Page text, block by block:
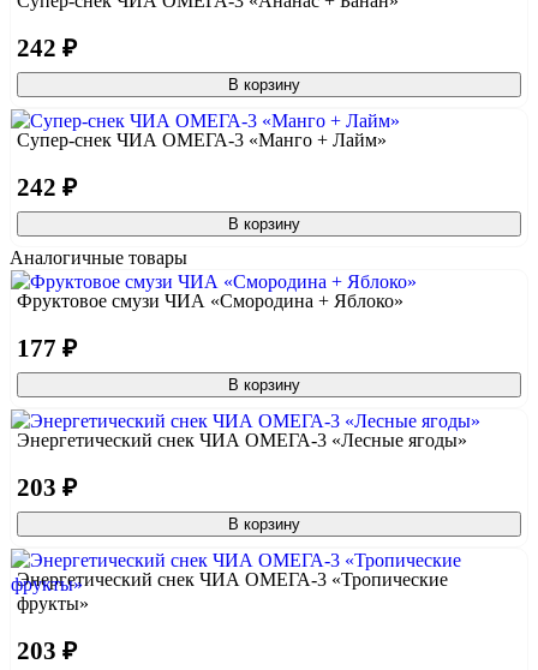
242 ₽
В корзину
Супер-снек ЧИА ОМЕГА-3 «Манго + Лайм»
242 ₽
В корзину
Аналогичные товары
Фруктовое смузи ЧИА «Смородина + Яблоко»
177 ₽
В корзину
Энергетический снек ЧИА ОМЕГА-3 «Лесные ягоды»
203 ₽
В корзину
Энергетический снек ЧИА ОМЕГА-3 «Тропические
фрукты»
203 ₽